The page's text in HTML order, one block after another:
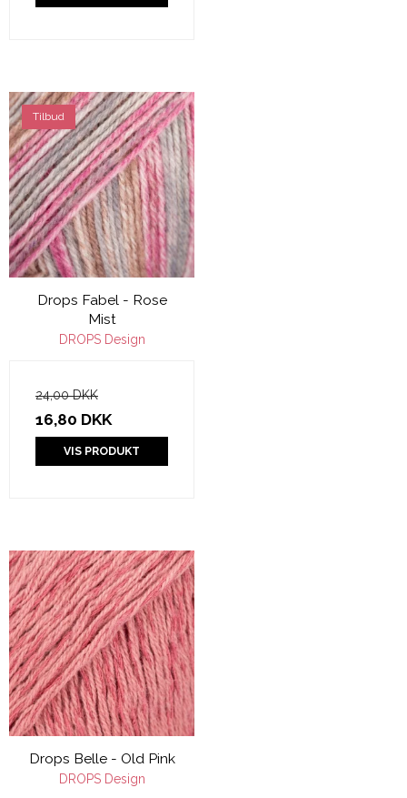
Tilbud
Drops Fabel - Rose
Mist
DROPS Design
24,00 DKK
16,80 DKK
VIS PRODUKT
Drops Belle - Old Pink
DROPS Design